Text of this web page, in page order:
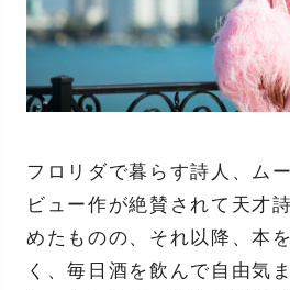
フロリダで暮らす詩人、ム
ビュー作が絶賛されて天才
めたものの、それ以降、本
く、毎日酒を飲んで自由気